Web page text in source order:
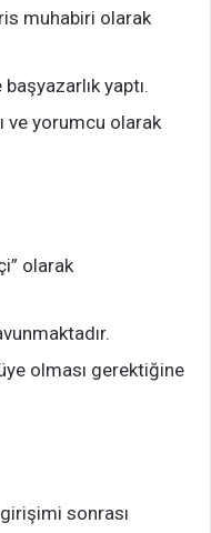
muhabiri olarak
yaptı.
ve yorumcu olarak
olarak
olması gerektiğine
sonrası